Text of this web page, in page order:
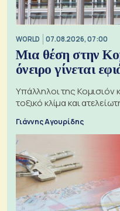
WORLD 07.08.2026, 07:00
Μια θέση στην
όνειρο γίνεται
Υπάλληλοι της
τοξικό κλίμα και
Γιάννης Αγουρίδης